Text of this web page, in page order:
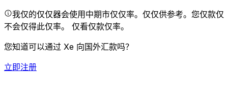
我仅的仅仅器会使用中期市仅仅率。仅仅供参考。您仅款仅
不会仅得此仅率。 仅看仅款仅率。
您知道可以通过 Xe 向国外汇款吗？
立即注册